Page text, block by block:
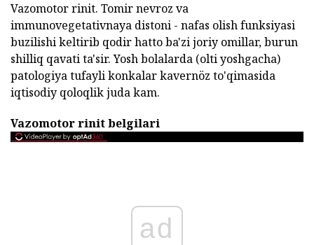
Vazomotor rinit. Tomir nevroz va
immunovegetativnaya distoni - nafas olish funksiyasi
buzilishi keltirib qodir hatto ba'zi joriy omillar, burun
shilliq qavati ta'sir. Yosh bolalarda (olti yoshgacha)
patologiya tufayli konkalar kavernöz to'qimasida
iqtisodiy qoloqlik juda kam.
Vazomotor rinit belgilari
ad